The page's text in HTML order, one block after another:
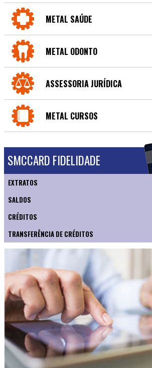
METAL SAÚDE
METAL ODONTO
ASSESSORIA JURÍDICA
METAL CURSOS
SMCCARD FIDELIDADE
EXTRATOS
SALDOS
CRÉDITOS
TRANSFERÊNCIA DE CRÉDITOS